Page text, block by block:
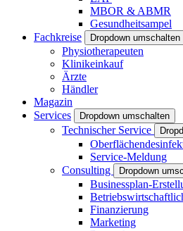
MBOR & ABMR
Gesundheitsampel
Fachkreise
Dropdown umschalten
Physiotherapeuten
Klinikeinkauf
Ärzte
Händler
Magazin
Services
Dropdown umschalten
Technischer Service
Service-Meldung
Consulting
Dropdown
Businessplan-
Finanzierung
Marketing